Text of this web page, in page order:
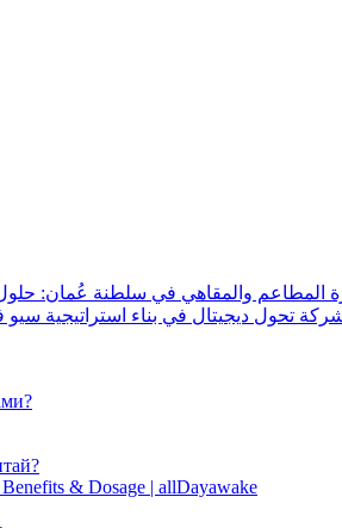
المطاعم والمقاهي في سلطنة عُمان: حلول
تحول ديجيتال في بناء استراتيجية
& Dosage | allDayawake